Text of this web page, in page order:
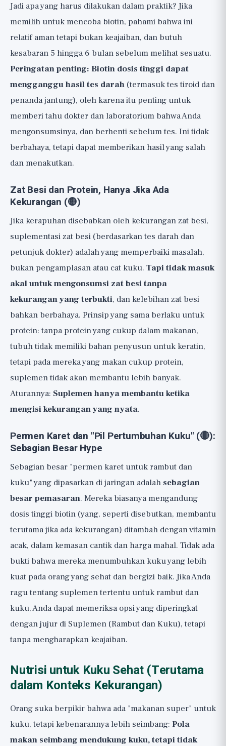
Jadi apa yang harus dilakukan dalam praktik? Jika
memilih untuk mencoba biotin, pahami bahwa ini
relatif aman tetapi bukan keajaiban, dan butuh
kesabaran 5 hingga 6 bulan sebelum melihat sesuatu.
Peringatan penting: Biotin dosis tinggi dapat
mengganggu hasil tes darah (termasuk tes tiroid dan
penanda jantung), oleh karena itu penting untuk
memberi tahu dokter dan laboratorium bahwa Anda
mengonsumsinya, dan berhenti sebelum tes. Ini tidak
berbahaya, tetapi dapat memberikan hasil yang salah
dan menakutkan.
Zat Besi dan Protein, Hanya Jika Ada
Kekurangan (🟡)
Jika kerapuhan disebabkan oleh kekurangan zat besi,
suplementasi zat besi (berdasarkan tes darah dan
petunjuk dokter) adalah yang memperbaiki masalah,
bukan pengamplasan atau cat kuku. Tapi tidak masuk
akal untuk mengonsumsi zat besi tanpa
kekurangan yang terbukti, dan kelebihan zat besi
bahkan berbahaya. Prinsip yang sama berlaku untuk
protein: tanpa protein yang cukup dalam makanan,
tubuh tidak memiliki bahan penyusun untuk keratin,
tetapi pada mereka yang makan cukup protein,
suplemen tidak akan membantu lebih banyak.
Aturannya: Suplemen hanya membantu ketika
mengisi kekurangan yang nyata.
Permen Karet dan "Pil Pertumbuhan Kuku" (🔴):
Sebagian Besar Hype
Sebagian besar "permen karet untuk rambut dan
kuku" yang dipasarkan di jaringan adalah sebagian
besar pemasaran. Mereka biasanya mengandung
dosis tinggi biotin (yang, seperti disebutkan, membantu
terutama jika ada kekurangan) ditambah dengan vitamin
acak, dalam kemasan cantik dan harga mahal. Tidak ada
bukti bahwa mereka menumbuhkan kuku yang lebih
kuat pada orang yang sehat dan bergizi baik. Jika Anda
ragu tentang suplemen tertentu untuk rambut dan
kuku, Anda dapat memeriksa opsi yang diperingkat
dengan jujur di Suplemen (Rambut dan Kuku), tetapi
tanpa mengharapkan keajaiban.
Nutrisi untuk Kuku Sehat (Terutama
dalam Konteks Kekurangan)
Orang suka berpikir bahwa ada "makanan super" untuk
kuku, tetapi kebenarannya lebih seimbang: Pola
makan seimbang mendukung kuku, tetapi tidak